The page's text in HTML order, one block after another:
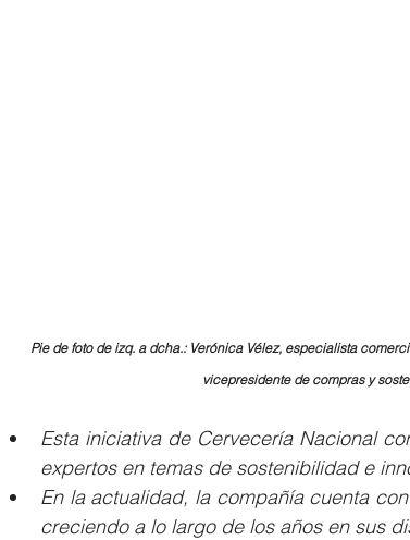
Pie de foto de izq. a dcha.: Verónica Vélez, especialista
vicepresidente de compras y
Esta iniciativa de Cervecería Nacional
expertos en temas de sostenibilidad e
En la actualidad, la compañía cuenta
creciendo a lo largo de los años en sus